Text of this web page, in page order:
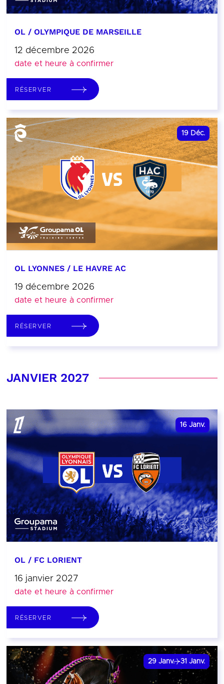
OL / OLYMPIQUE DE MARSEILLE
12 décembre 2026
date et heure à confirmer
RÉSERVER
19 Déc.
OL LYONNES / LE HAVRE AC
19 décembre 2026
date et heure à confirmer
RÉSERVER
JANVIER 2027
16 Janv.
OL / FC LORIENT
16 janvier 2027
date et heure à confirmer
RÉSERVER
29 Janv. 31 Janv.